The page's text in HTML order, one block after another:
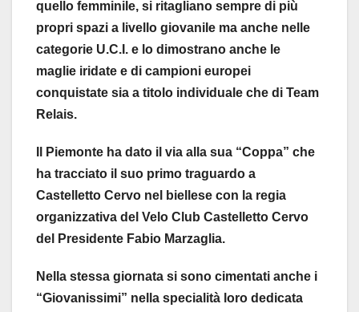
quello femminile, si ritagliano sempre di più
propri spazi a livello giovanile ma anche nelle
categorie U.C.I. e lo dimostrano anche le
maglie iridate e di campioni europei
conquistate sia a titolo individuale che di Team
Relais.
Il Piemonte ha dato il via alla sua “Coppa” che
ha tracciato il suo primo traguardo a
Castelletto Cervo nel biellese con la regia
organizzativa del Velo Club Castelletto Cervo
del Presidente Fabio Marzaglia.
Nella stessa giornata si sono cimentati anche i
“Giovanissimi” nella specialità loro dedicata